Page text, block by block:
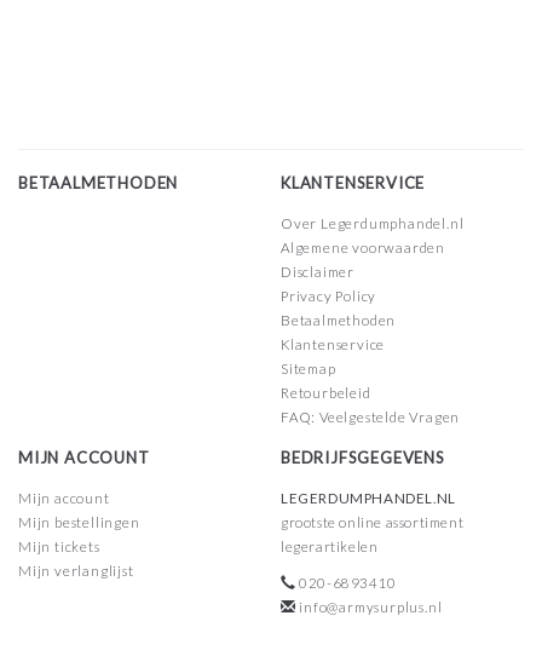
BETAALMETHODEN KLANTENSERVICE
Over Legerdumphandel.nl
Algemene voorwaarden
Disclaimer
Privacy Policy
Betaalmethoden
Klantenservice
Sitemap
Retourbeleid
FAQ: Veelgestelde Vragen
MIJN ACCOUNT
Mijn account
Mijn bestellingen
Mijn tickets
Mijn verlanglijst
BEDRIJFSGEGEVENS
LEGERDUMPHANDEL.NL
grootste online assortiment
legerartikelen
020-6893410
info@armysurplus.nl